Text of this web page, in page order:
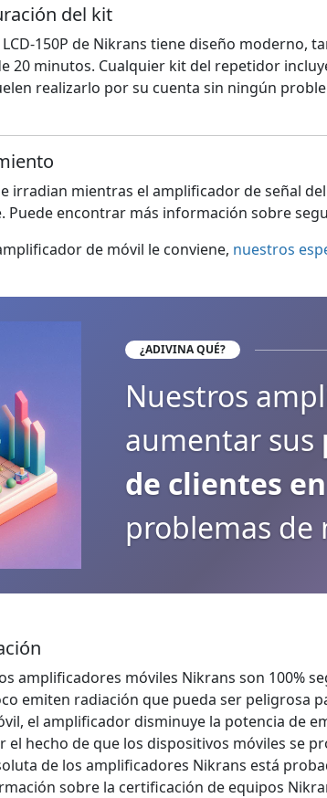
del kit
150P de Nikrans tiene diseño moderno,
20 minutos. Cualquier kit del repetidor
realizarlo por su cuenta sin ningún
irradian mientras el amplificador de señal
Puede encontrar más información sobre
de móvil le conviene, nuestros
¿ADIVINA QUÉ?
Nuestros
aumentar sus
de clientes
problemas de
amplificadores móviles Nikrans son 100%
emiten radiación que pueda ser peligrosa
el amplificador disminuye la potencia de
el hecho de que los dispositivos móviles se
de los amplificadores Nikrans está
sobre la certificación de equipos